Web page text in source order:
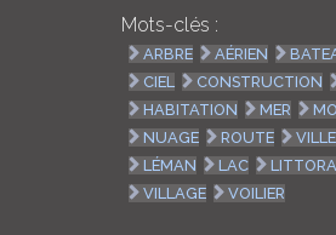
Mots-clés :
ARBRE AÉRIEN
CIEL
CONSTRUCTION
HABITATION
MER
NUAGE
ROUTE VILLE
LÉMAN
LAC
VILLAGE
VOILIER